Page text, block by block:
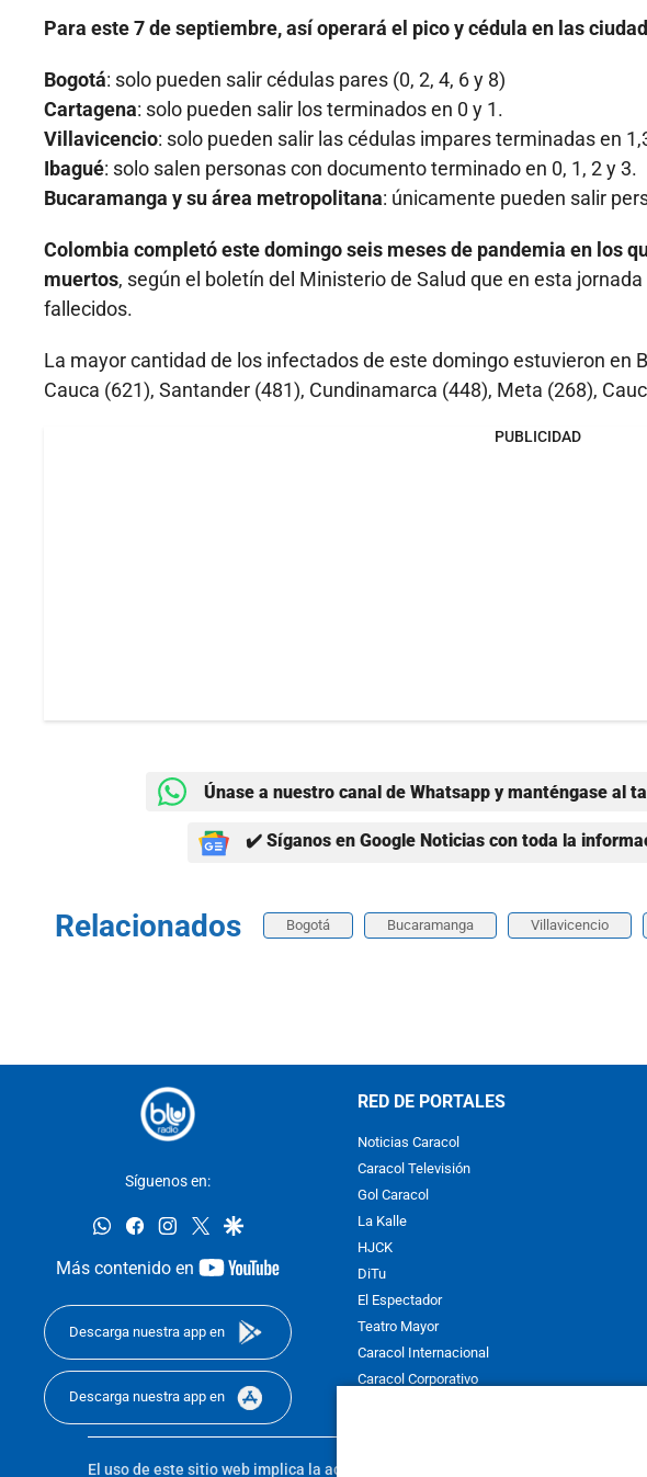
Para este 7 de septiembre, así operará el pico y cédula en las
Bogotá: solo pueden salir cédulas pares (0, 2, 4, 6 y 8)
Cartagena: solo pueden salir los terminados en 0 y 1.
Villavicencio: solo pueden salir las cédulas impares terminadas en
Ibagué: solo salen personas con documento terminado en 0, 1, 2 y 3.
Bucaramanga y su área metropolitana: únicamente pueden salir
Colombia completó este domingo seis meses de pandemia en los
muertos, según el boletín del Ministerio de Salud que en esta
fallecidos.
La mayor cantidad de los infectados de este domingo estuvieron en
Cauca (621), Santander (481), Cundinamarca (448), Meta (268),
PUBLICIDAD
Únase a nuestro canal de Whatsapp y manténgase al
✔️ Síganos en Google Noticias con toda la
Relacionados Bogotá Bucaramanga Villavicencio
Síguenos en:
whatsappfacebookinstagram
twittergoogle
Más contenido en
youtube-
Descarga nuestra app en
Descarga nuestra app en
RED DE PORTALES
Noticias Caracol
Caracol Televisión
Gol Caracol
La Kalle
HJCK
DiTu
El Espectador
Teatro Mayor
Caracol Internacional
Caracol Corporativo
El uso de este sitio web implica la aceptación de los